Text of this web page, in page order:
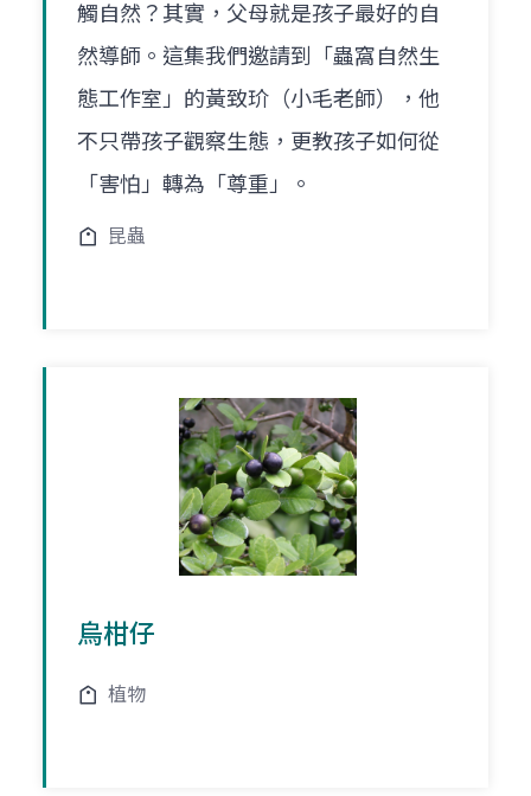
觸自然？其實，父母就是孩子最好的自
然導師。這集我們邀請到「蟲窩自然生
態工作室」的黃致玠（小毛老師），他
不只帶孩子觀察生態，更教孩子如何從
「害怕」轉為「尊重」。
昆蟲
烏柑仔
植物